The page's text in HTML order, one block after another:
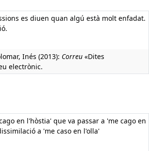
es diuen quan algú està molt enfadat.
Inés (2013): Correu «Dites
electrònic.
en l'hòstia' que va passar a 'me cago en
a 'me caso en l'olla'